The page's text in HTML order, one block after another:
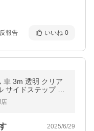
報告 いいね 0
車 3m 透明 クリア
サイドステップ 傷
汎用
2025/6/29